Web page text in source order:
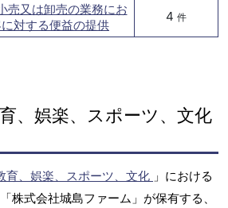
売又は卸売の業務にお
対する便益の提供
4 件
、娯楽、スポーツ、文化
育、娯楽、スポーツ、文化 」における
株式会社城島ファーム」が保有する、